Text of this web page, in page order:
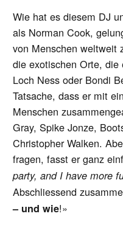
Wie hat es diesem DJ
als Norman Cook,
von Menschen weltweit
die exotischen Orte,
Loch Ness oder Bondi
Tatsache, dass er mit
Menschen
Gray, Spike Jonze,
Christopher Walken.
fragen, fasst er ganz
party, and I have more
Abschliessend
– und wie!»